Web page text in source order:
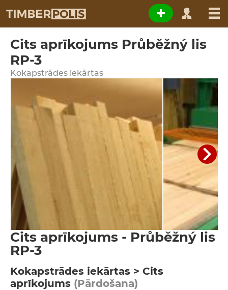
Cits aprīkojums Průběžný lis
RP-3
Kokapstrādes iekārtas
Cits aprīkojums - Průběžný lis
RP-3
Kokapstrādes iekārtas > Cits
aprīkojums (Pārdošana)